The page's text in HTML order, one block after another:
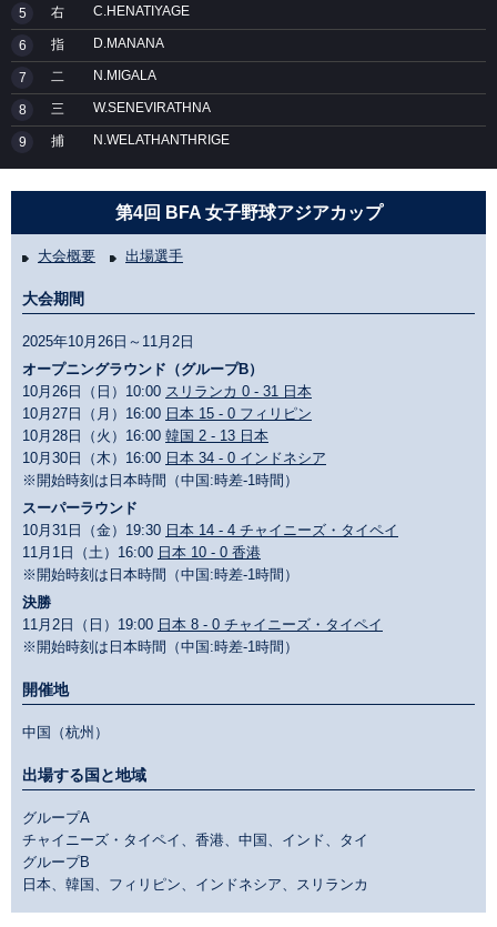
5 右 C.HENATIYAGE
6 指 D.MANANA
7 二 N.MIGALA
8 三 W.SENEVIRATHNA
9 捕 N.WELATHANTHRIGE
第4回 BFA 女子野球アジアカップ
大会概要 出場選手
大会期間
2025年10月26日～11月2日
オープニングラウンド（グループB）
10月26日（日）10:00 スリランカ 0 - 31 日本
10月27日（月）16:00 日本 15 - 0 フィリピン
10月28日（火）16:00 韓国 2 - 13 日本
10月30日（木）16:00 日本 34 - 0 インドネシア
※開始時刻は日本時間（中国:時差-1時間）
スーパーラウンド
10月31日（金）19:30 日本 14 - 4 チャイニーズ・タイペイ
11月1日（土）16:00 日本 10 - 0 香港
※開始時刻は日本時間（中国:時差-1時間）
決勝
11月2日（日）19:00 日本 8 - 0 チャイニーズ・タイペイ
※開始時刻は日本時間（中国:時差-1時間）
開催地
中国（杭州）
出場する国と地域
グループA
チャイニーズ・タイペイ、香港、中国、インド、タイ
グループB
日本、韓国、フィリピン、インドネシア、スリランカ